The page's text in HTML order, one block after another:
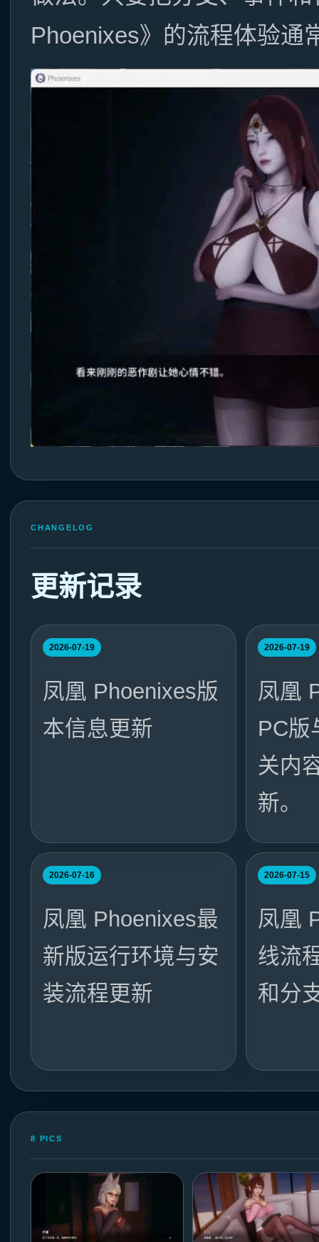
Phoenixes》的流程体验通
CHANGELOG
更新记录
2026-07-19
凤凰 Phoenixes版
本信息更新
2026-07-19
凤凰
PC版
关内
新。
2026-07-16
凤凰 Phoenixes最
新版运行环境与安
装流程更新
2026-07-15
凤凰
线流
和分
8 PICS